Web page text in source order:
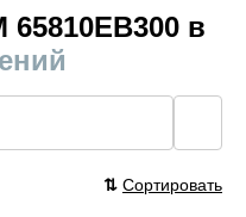
в
⇅ Сортировать